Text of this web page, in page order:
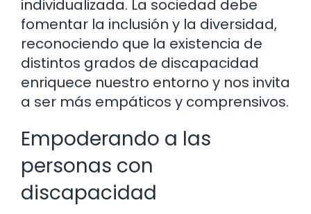
individualizada. La sociedad debe
fomentar la inclusión y la diversidad,
reconociendo que la existencia de
distintos grados de discapacidad
enriquece nuestro entorno y nos invita
a ser más empáticos y comprensivos.
Empoderando a las
personas con
discapacidad